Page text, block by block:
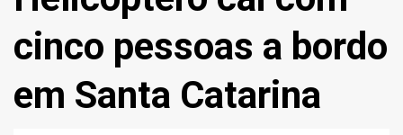
cinco pessoas a bordo
em Santa Catarina